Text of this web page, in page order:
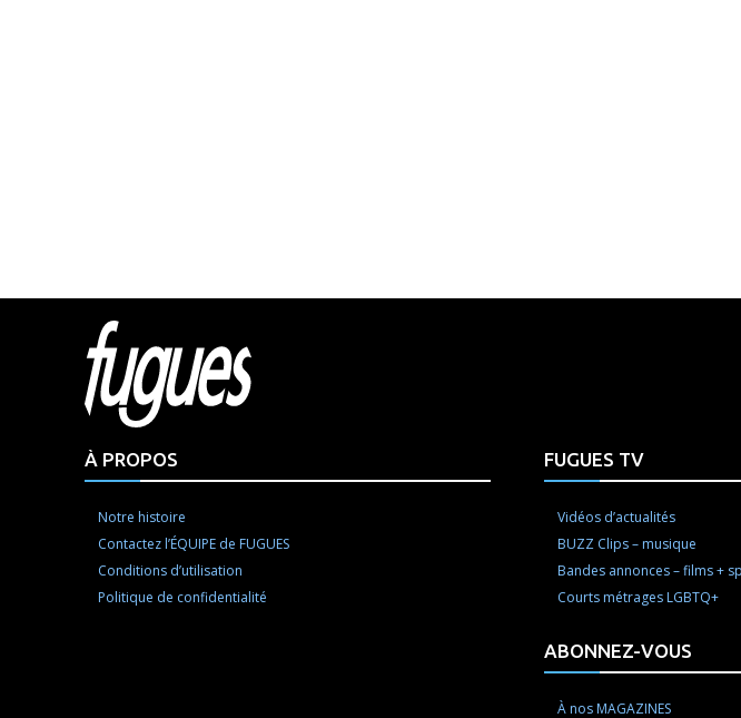
À PROPOS
Notre histoire
Contactez l’ÉQUIPE de FUGUES
Conditions d’utilisation
Politique de confidentialité
FUGUES TV
Vidéos d’actualités
BUZZ Clips – musique
Bandes annonces – films +
Courts métrages LGBTQ+
ABONNEZ-VOUS
À nos MAGAZINES